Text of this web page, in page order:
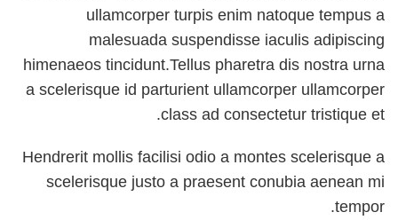
ullamcorper turpis enim natoque tempus a
malesuada suspendisse iaculis adipiscing
himenaeos tincidunt.Tellus pharetra dis nostra urna
a scelerisque id parturient ullamcorper ullamcorper
class ad consectetur tristique et.
Hendrerit mollis facilisi odio a montes scelerisque a
scelerisque justo a praesent conubia aenean mi
tempor.